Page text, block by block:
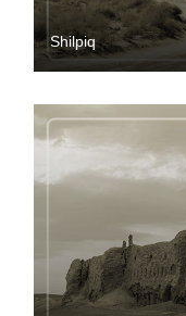
Shilpiq